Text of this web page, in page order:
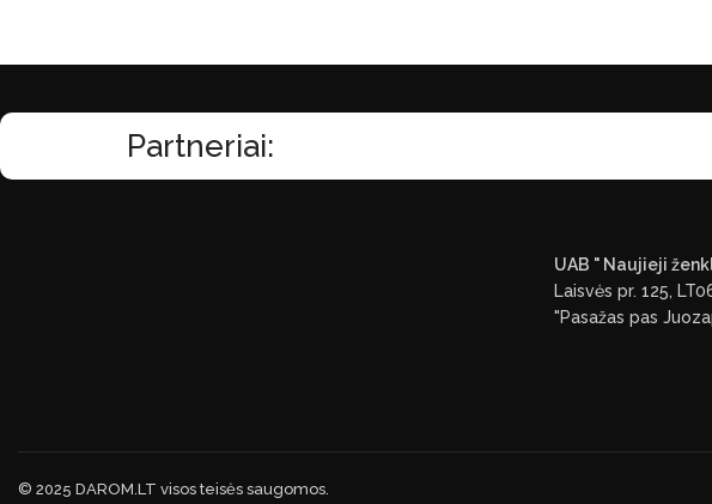
Partneriai:
UAB " Naujieji
Laisvės pr. 125,
"Pasažas pas
© 2025 DAROM.LT visos teisės saugomos.